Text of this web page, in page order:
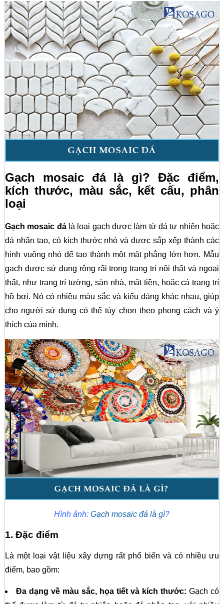
Gạch mosaic đá là gì? Đặc điểm,
kích thước, màu sắc, kết cấu, phân
loại
Gạch mosaic đálà loại gạch được làm từ đá tự nhiên hoặc
đá nhân tạo, có kích thước nhỏ và được sắp xếp thành các
hình vuông nhỏ để tạo thành một mặt phẳng lớn hơn. Mẫu
gạch được sử dụng rộng rãi trong trang trí nội thất và ngoại
thất, như trang trí tường, sàn nhà, mặt tiền, hoặc cả trang trí
hồ bơi. Nó có nhiều màu sắc và kiểu dáng khác nhau, giúp
cho người sử dụng có thể tùy chọn theo phong cách và ý
thích của mình.
Hình ảnh:Gạch mosaic đá là gì?
1. Đặc điểm
Là một loại vật liệu xây dựng rất phổ biến và có nhiều ưu
điểm, bao gồm:
Đa dạng về màu sắc, họa tiết và kích thước: Gạch có